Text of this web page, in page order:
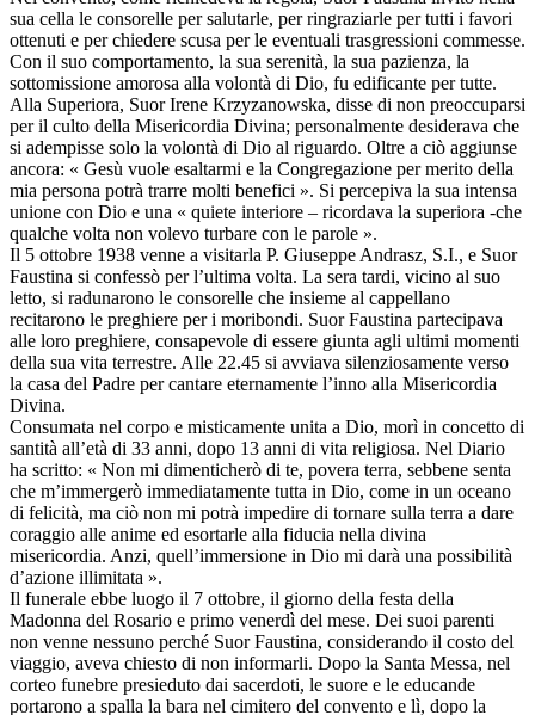
sua cella le consorelle per salutarle, per ringraziarle per tutti i favori
ottenuti e per chiedere scusa per le eventuali trasgressioni commesse.
Con il suo comportamento, la sua serenità, la sua pazienza, la
sottomissione amorosa alla volontà di Dio, fu edificante per tutte.
Alla Superiora, Suor Irene Krzyzanowska, disse di non preoccuparsi
per il culto della Misericordia Divina; personalmente desiderava che
si adempisse solo la volontà di Dio al riguardo. Oltre a ciò aggiunse
ancora: « Gesù vuole esaltarmi e la Congregazione per merito della
mia persona potrà trarre molti benefici ». Si percepiva la sua intensa
unione con Dio e una « quiete interiore – ricordava la superiora -che
qualche volta non volevo turbare con le parole ».
Il 5 ottobre 1938 venne a visitarla P. Giuseppe Andrasz, S.I., e Suor
Faustina si confessò per l’ultima volta. La sera tardi, vicino al suo
letto, si radunarono le consorelle che insieme al cappellano
recitarono le preghiere per i moribondi. Suor Faustina partecipava
alle loro preghiere, consapevole di essere giunta agli ultimi momenti
della sua vita terrestre. Alle 22.45 si avviava silenziosamente verso
la casa del Padre per cantare eternamente l’inno alla Misericordia
Divina.
Consumata nel corpo e misticamente unita a Dio, morì in concetto di
santità all’età di 33 anni, dopo 13 anni di vita religiosa. Nel Diario
ha scritto: « Non mi dimenticherò di te, povera terra, sebbene senta
che m’immergerò immediatamente tutta in Dio, come in un oceano
di felicità, ma ciò non mi potrà impedire di tornare sulla terra a dare
coraggio alle anime ed esortarle alla fiducia nella divina
misericordia. Anzi, quell’immersione in Dio mi darà una possibilità
d’azione illimitata ».
Il funerale ebbe luogo il 7 ottobre, il giorno della festa della
Madonna del Rosario e primo venerdì del mese. Dei suoi parenti
non venne nessuno perché Suor Faustina, considerando il costo del
viaggio, aveva chiesto di non informarli. Dopo la Santa Messa, nel
corteo funebre presieduto dai sacerdoti, le suore e le educande
portarono a spalla la bara nel cimitero del convento e lì, dopo la